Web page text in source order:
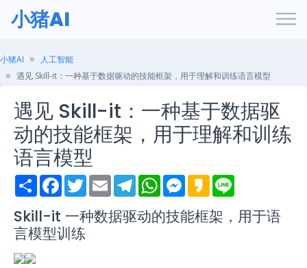
小猪AI
小猪AI
人工智能
遇见 Skill-it：一种基于数据驱动的技能框架，用于理解和训练语言模型
遇见 Skill-it：一种基于数据驱
动的技能框架，用于理解和训练
语言模型
S
h
r
e
F
a
e
b
o
T
w
t
t
E
m
i
l
T
e
e
g
W
h
t
s
M
e
s
e
K
a
a
o
e
Skill-it 一种数据驱动的技能框架，用于语
言模型训练